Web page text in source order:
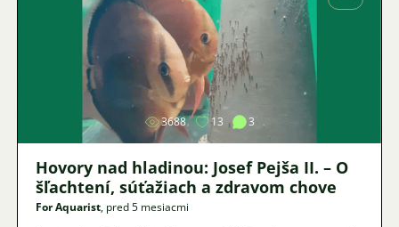
Obrázok
3688 13 3
Hovory nad hladinou: Josef Pejša II. – O
šľachtení, súťažiach a zdravom chove
For Aquarist, pred 5 mesiacmi